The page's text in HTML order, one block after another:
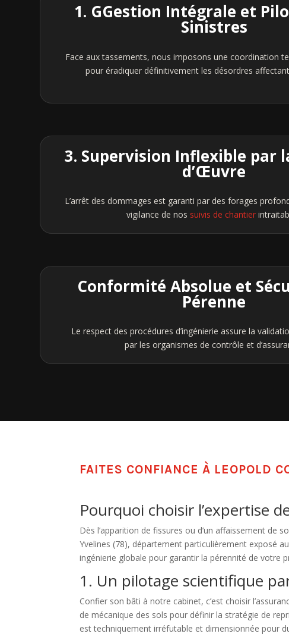
1. GGestion Intégrale et
Sinistres
Face aux tassements, nous imposons une coordination
pour éradiquer définitivement les désordres
3. Supervision Inflexible par
d’Œuvre
L’arrêt des dommages est garanti par des forages
vigilance de nos suivis de chantier
Conformité Absolue et
Pérenne
Le respect des procédures d’ingénierie assure la
par les organismes de contrôle et
FAITES CONFIANCE À LEOPOLD
Pourquoi choisir l’expertise
Dès l’apparition de fissures ou d’un affaissement de
Yvelines (78), département particulièrement exposé
ingénierie globale pour garantir la pérennité de votre
1. Un pilotage scientifique
Confier son bâti à notre cabinet, c’est choisir
de mécanique des sols pour définir la stratégie de
est techniquement irréfutable et dimensionnée pour